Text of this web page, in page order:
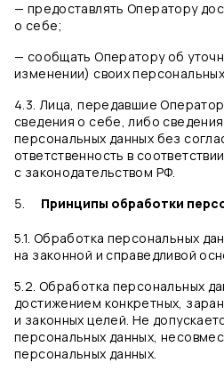
— предоставлять Оператору
о себе;
— сообщать Оператору об
изменении) своих
4.3. Лица, передавшие
сведения о себе, либо
персональных данных без
ответственность в соответствии
с законодательством РФ.
Принципы обработки
5.1. Обработка персональных
на законной и справедливой
5.2. Обработка персональных
достижением конкретных,
и законных целей. Не
персональных данных,
персональных данных.